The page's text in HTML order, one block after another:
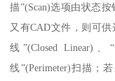
描”(Scan)选项由状态
又有CAD文件，则可供
线”(Closed Linear)
线”(Perimeter)扫描；